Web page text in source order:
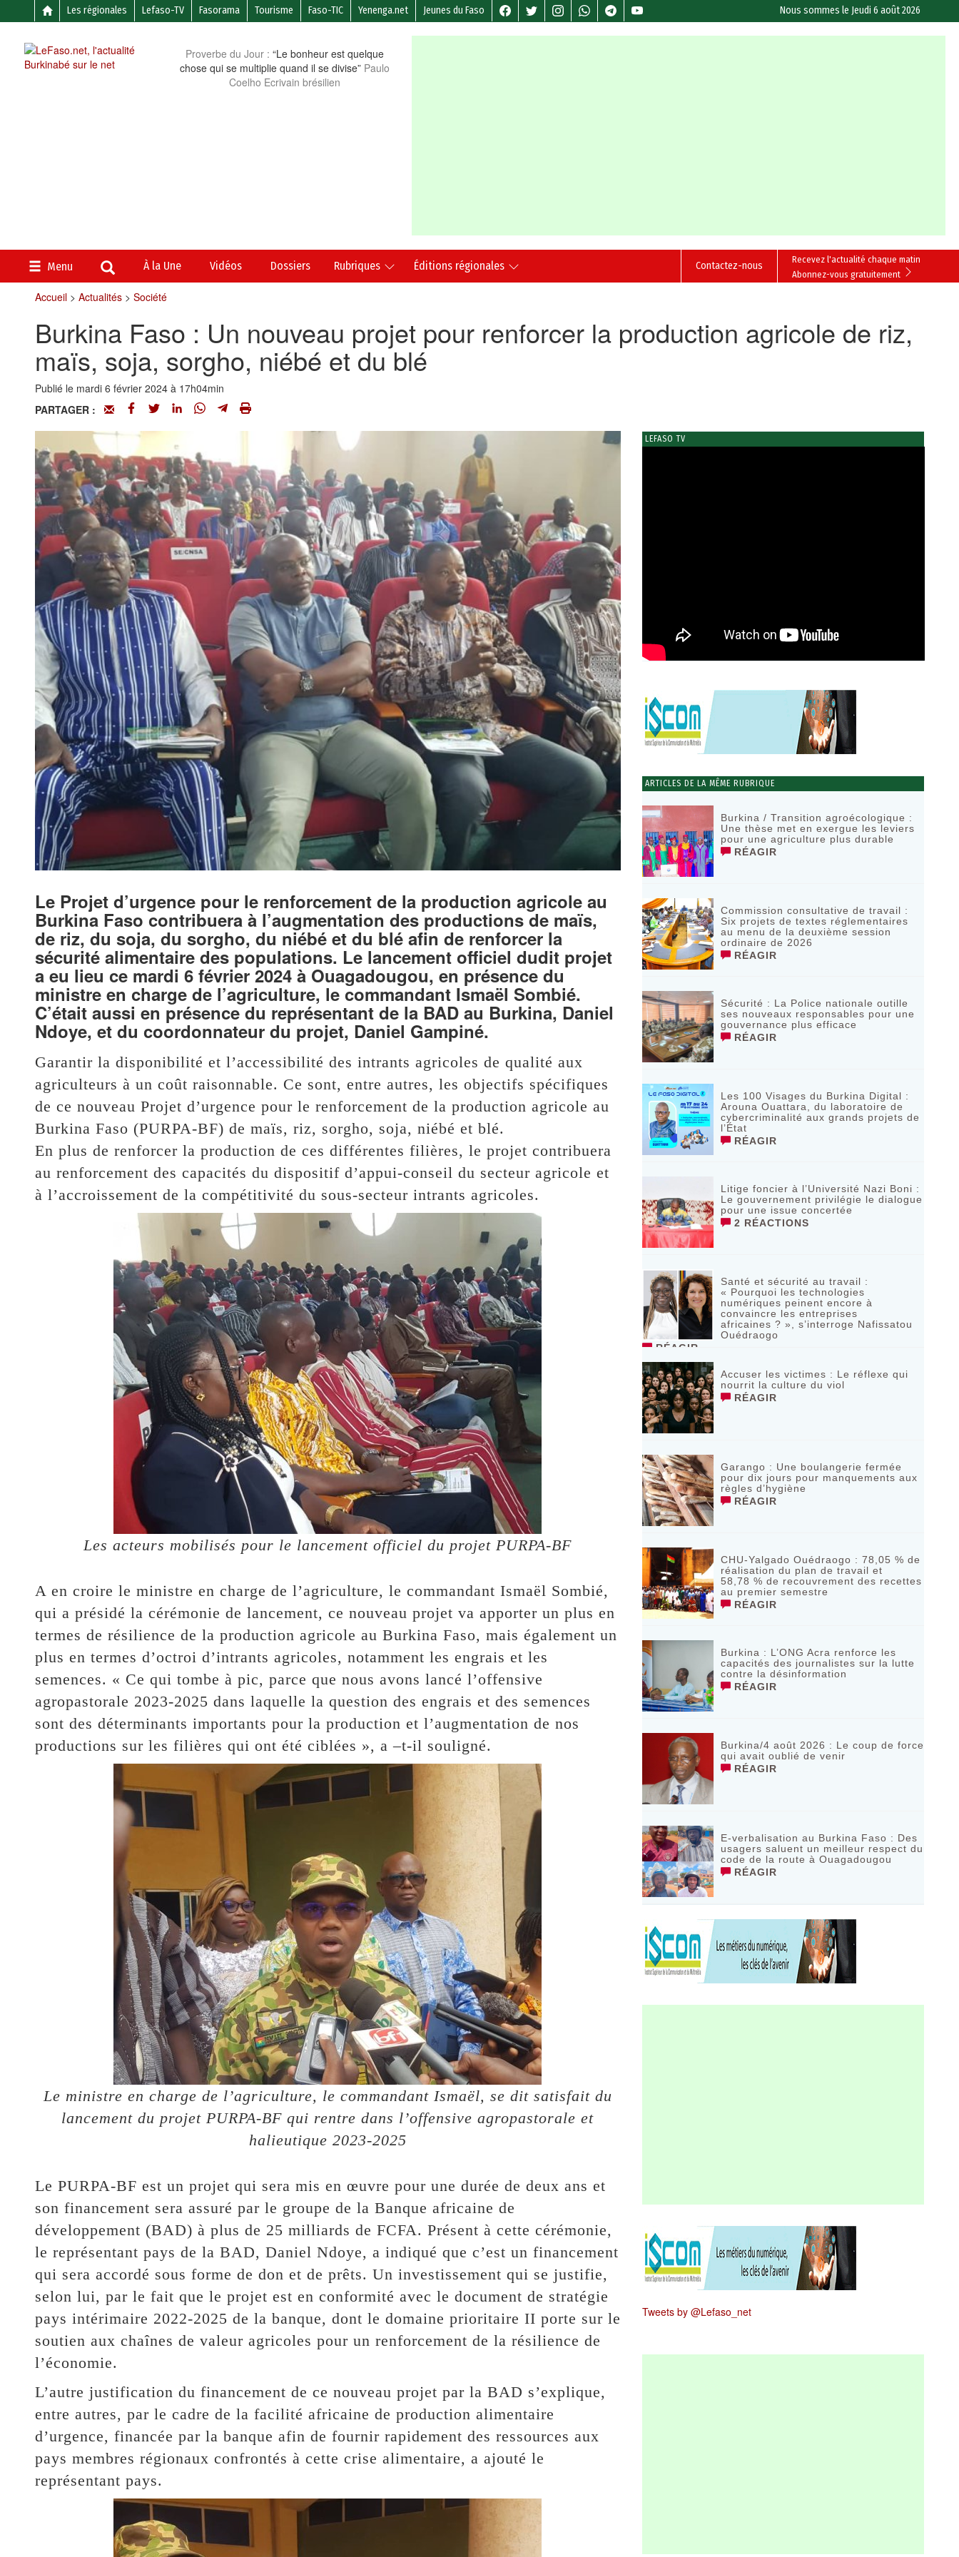
Les régionales Lefaso-TV Fasorama Tourisme Faso-TIC Yenenga.net Jeunes du Faso Nous sommes le Jeudi 6 août 2026
Proverbe du Jour : “Le bonheur est quelque
chose qui se multiplie quand il se divise” Paulo
Coelho Ecrivain brésilien
Menu À la Une Vidéos Dossiers Rubriques Éditions régionales
Recevez l'actualité chaque matin
Abonnez-vous gratuitement
Contactez-nous
Accueil> Actualités> Société
Burkina Faso : Un nouveau projet pour renforcer la production agricole de riz,
maïs, soja, sorgho, niébé et du blé
Publié le mardi 6 février 2024 à 17h04min
PARTAGER :
Le Projet d’urgence pour le renforcement de la production agricole au
Burkina Faso contribuera à l’augmentation des productions de maïs,
de riz, du soja, du sorgho, du niébé et du blé afin de renforcer la
sécurité alimentaire des populations. Le lancement officiel dudit projet
a eu lieu ce mardi 6 février 2024 à Ouagadougou, en présence du
ministre en charge de l’agriculture, le commandant Ismaël Sombié.
C’était aussi en présence du représentant de la BAD au Burkina, Daniel
Ndoye, et du coordonnateur du projet, Daniel Gampiné.
Garantir la disponibilité et l’accessibilité des intrants agricoles de qualité aux
agriculteurs à un coût raisonnable. Ce sont, entre autres, les objectifs spécifiques
de ce nouveau Projet d’urgence pour le renforcement de la production agricole au
Burkina Faso (PURPA-BF) de maïs, riz, sorgho, soja, niébé et blé.
En plus de renforcer la production de ces différentes filières, le projet contribuera
au renforcement des capacités du dispositif d’appui-conseil du secteur agricole et
à l’accroissement de la compétitivité du sous-secteur intrants agricoles.
Les acteurs mobilisés pour le lancement officiel du projet PURPA-BF
A en croire le ministre en charge de l’agriculture, le commandant Ismaël Sombié,
qui a présidé la cérémonie de lancement, ce nouveau projet va apporter un plus en
termes de résilience de la production agricole au Burkina Faso, mais également un
plus en termes d’octroi d’intrants agricoles, notamment les engrais et les
semences. « Ce qui tombe à pic, parce que nous avons lancé l’offensive
agropastorale 2023-2025 dans laquelle la question des engrais et des semences
sont des déterminants importants pour la production et l’augmentation de nos
productions sur les filières qui ont été ciblées », a –t-il souligné.
Le ministre en charge de l’agriculture, le commandant Ismaël, se dit satisfait du
lancement du projet PURPA-BF qui rentre dans l’offensive agropastorale et
halieutique 2023-2025
Le PURPA-BF est un projet qui sera mis en œuvre pour une durée de deux ans et
son financement sera assuré par le groupe de la Banque africaine de
développement (BAD) à plus de 25 milliards de FCFA. Présent à cette cérémonie,
le représentant pays de la BAD, Daniel Ndoye, a indiqué que c’est un financement
qui sera accordé sous forme de don et de prêts. Un investissement qui se justifie,
selon lui, par le fait que le projet est en conformité avec le document de stratégie
pays intérimaire 2022-2025 de la banque, dont le domaine prioritaire II porte sur le
soutien aux chaînes de valeur agricoles pour un renforcement de la résilience de
l’économie.
L’autre justification du financement de ce nouveau projet par la BAD s’explique,
entre autres, par le cadre de la facilité africaine de production alimentaire
d’urgence, financée par la banque afin de fournir rapidement des ressources aux
pays membres régionaux confrontés à cette crise alimentaire, a ajouté le
représentant pays.
LEFASO TV
ARTICLES DE LA MÊME RUBRIQUE
Burkina / Transition agroécologique :
Une thèse met en exergue les leviers
pour une agriculture plus durable
RÉAGIR
Commission consultative de travail :
Six projets de textes réglementaires
au menu de la deuxième session
ordinaire de 2026
RÉAGIR
Sécurité : La Police nationale outille
ses nouveaux responsables pour une
gouvernance plus efficace
RÉAGIR
Les 100 Visages du Burkina Digital :
Arouna Ouattara, du laboratoire de
cybercriminalité aux grands projets de
l’État
RÉAGIR
Litige foncier à l’Université Nazi Boni :
Le gouvernement privilégie le dialogue
pour une issue concertée
2 RÉACTIONS
Santé et sécurité au travail :
« Pourquoi les technologies
numériques peinent encore à
convaincre les entreprises
africaines ? », s’interroge Nafissatou
Ouédraogo
RÉAGIR
Accuser les victimes : Le réflexe qui
nourrit la culture du viol
RÉAGIR
Garango : Une boulangerie fermée
pour dix jours pour manquements aux
règles d’hygiène
RÉAGIR
CHU-Yalgado Ouédraogo : 78,05 % de
réalisation du plan de travail et
58,78 % de recouvrement des recettes
au premier semestre
RÉAGIR
Burkina : L’ONG Acra renforce les
capacités des journalistes sur la lutte
contre la désinformation
RÉAGIR
Burkina/4 août 2026 : Le coup de force
qui avait oublié de venir
RÉAGIR
E-verbalisation au Burkina Faso : Des
usagers saluent un meilleur respect du
code de la route à Ouagadougou
RÉAGIR
Tweets by @Lefaso_net